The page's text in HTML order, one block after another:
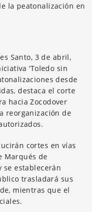
la peatonalización en
Santo, 3 de abril,
‘Toledo sin
desde
destaca el corte
hacia Zocodover
reorganización de
cortes en vías
Marqués de
establecerán
trasladará sus
mientras que el